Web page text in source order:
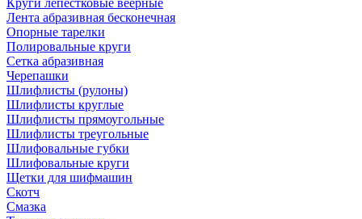
Круги лепестковые веерные
Лента абразивная бесконечная
Опорные тарелки
Полировальные круги
Сетка абразивная
Черепашки
Шлифлисты (рулоны)
Шлифлисты круглые
Шлифлисты прямоугольные
Шлифлисты треугольные
Шлифовальные губки
Шлифовальные круги
Щетки для шифмашин
Скотч
Смазка